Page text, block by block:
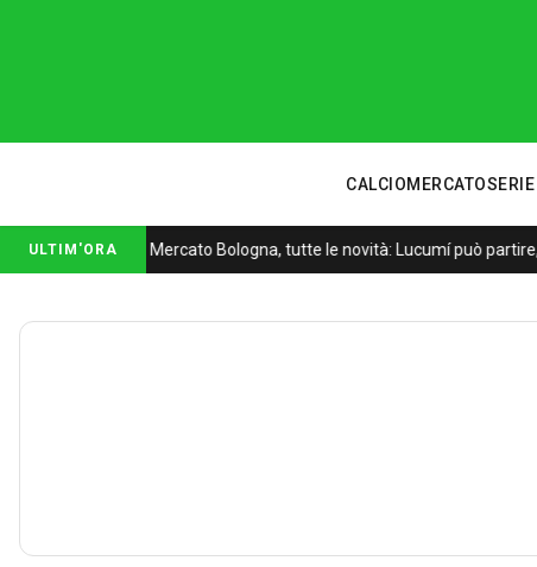
CALCIOMERCATO
ULTIM'ORA Mercato Bologna, tutte le novità: Lucumí può